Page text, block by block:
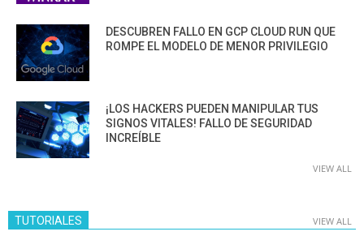
DESCUBREN FALLO EN GCP CLOUD RUN QUE
ROMPE EL MODELO DE MENOR PRIVILEGIO
¡LOS HACKERS PUEDEN MANIPULAR TUS
SIGNOS VITALES! FALLO DE SEGURIDAD
INCREÍBLE
VIEW ALL
TUTORIALES VIEW ALL